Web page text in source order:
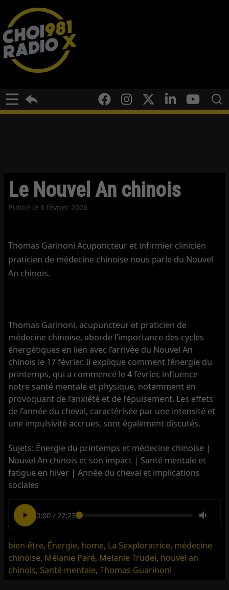
Le Nouvel An chinois
Publié le 6 février 2026
Thomas Garinoni Acuponcteur et infirmier clinicien
praticien de médecine chinoise nous parle du Nouvel
An chinois.
Thomas Garinoni, acupuncteur et praticien de
médecine chinoise, aborde l’importance des cycles
énergétiques en lien avec l’arrivée du Nouvel An
chinois le 17 février. Il explique comment l’énergie du
printemps, qui a commencé le 4 février, influence
notre santé mentale et physique, notamment en
provoquant de l’anxiété et de l’épuisement. Les effets
de l’année du cheval, caractérisée par une intensité et
une impulsivité accrues, sont également discutés.
Sujets: Énergie du printemps et médecine chinoise |
Nouvel An chinois et son impact | Santé mentale et
fatigue en hiver | Année du cheval et implications
sociales
0:00/ 22:23
bien-être, Énergie, home, La Sexploratrice, médecine
chinoise, Mélanie Paré, Melanie Trudel, nouvel an
chinois, Santé mentale,Thomas Guarinoni